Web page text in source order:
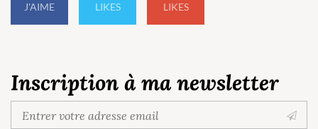
J'AIME
LIKES
LIKES
Inscription à ma newsletter